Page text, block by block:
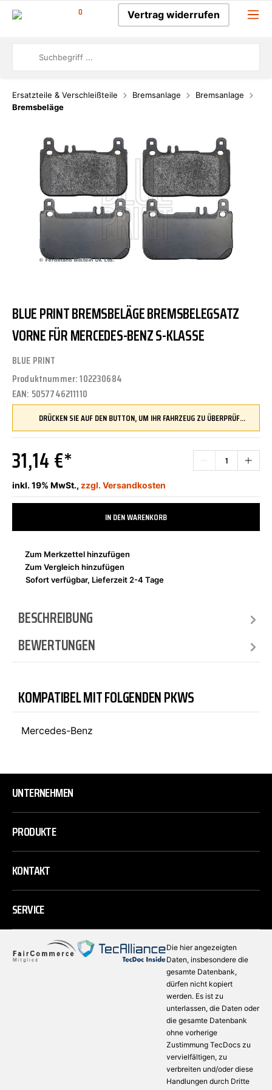
0 Vertrag widerrufen
Ersatzteile & Verschleißteile Bremsanlage
Bremsanlage
Bremsbeläge
BLUE PRINT BREMSBELÄGE BREMSBELEGSATZ
VORNE FÜR MERCEDES-BENZ S-KLASSE
BLUE PRINT
Produktnummer:102230684
EAN: 5057746211110
DRÜCKEN SIE AUF DEN BUTTON, UM IHR FAHRZEUG ZU ÜBERPRÜFEN UND SICHERZUSTELLEN, DASS DIESES TEIL KOMPATIBEL IST, BEVOR SIE ES BESTELLEN
31,14 €*
inkl. 19% MwSt., zzgl. Versandkosten
IN DEN WARENKORB
Zum Merkzettel hinzufügen
Zum Vergleich hinzufügen
Sofort verfügbar, Lieferzeit 2-4 Tage
BESCHREIBUNG
BEWERTUNGEN
KOMPATIBEL MIT FOLGENDEN PKWS
Mercedes-Benz
UNTERNEHMEN
PRODUKTE
KONTAKT
SERVICE
Die hier angezeigten
Daten, insbesondere die
gesamte Datenbank,
dürfen nicht kopiert
werden. Es ist zu
unterlassen, die Daten oder
die gesamte Datenbank
ohne vorherige
Zustimmung TecDocs zu
vervielfältigen, zu
verbreiten und/oder diese
Handlungen durch Dritte